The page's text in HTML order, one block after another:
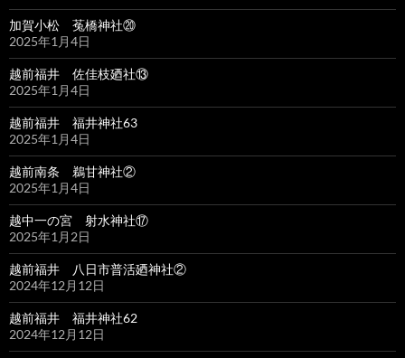
加賀小松 菟橋神社⑳
2025年1月4日
越前福井 佐佳枝廼社⑬
2025年1月4日
越前福井 福井神社63
2025年1月4日
越前南条 鵜甘神社②
2025年1月4日
越中一の宮 射水神社⑰
2025年1月2日
越前福井 八日市普活廼神社②
2024年12月12日
越前福井 福井神社62
2024年12月12日